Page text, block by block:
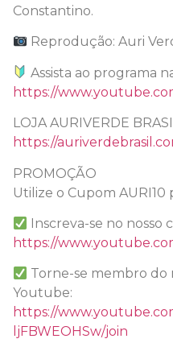
Constantino.
Reprodução: Auri
Assista ao programa
https://
LOJA AURIVERDE
https://
PROMOÇÃO
Utilize o Cupom
Inscreva-se no nosso
https://
Torne-se membro do
Youtube:
https://
ljFBWEOHSw/join